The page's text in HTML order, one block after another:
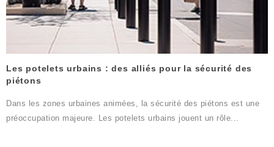
Les potelets urbains : des alliés pour la sécurité des
piétons
Dans les zones urbaines animées, la sécurité des piétons est une
préoccupation majeure. Les potelets urbains jouent un rôle...